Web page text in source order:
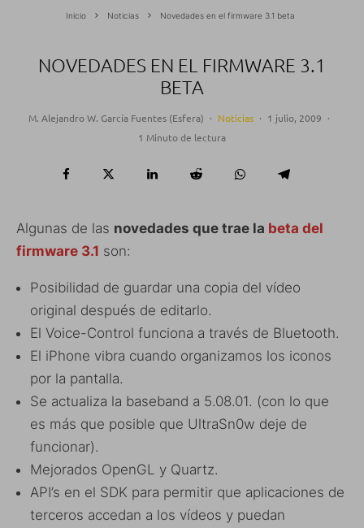
Inicio Noticias Novedades en el firmware 3.1 beta
NOVEDADES EN EL FIRMWARE 3.1
BETA
M. Alejandro W. García Fuentes (Esfera) · Noticias · 1 julio, 2009 ·
1 Minuto de lectura
Algunas de las novedades que trae la beta del
firmware 3.1 son:
Posibilidad de guardar una copia del vídeo
original después de editarlo.
El Voice-Control funciona a través de Bluetooth.
El iPhone vibra cuando organizamos los iconos
por la pantalla.
Se actualiza la baseband a 5.08.01. (con lo que
es más que posible que UltraSn0w deje de
funcionar).
Mejorados OpenGL y Quartz.
API’s en el SDK para permitir que aplicaciones de
terceros accedan a los vídeos y puedan